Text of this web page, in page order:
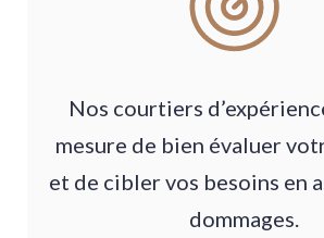
Nos courtiers
mesure de bien évaluer
et de cibler vos besoins en
dommages.